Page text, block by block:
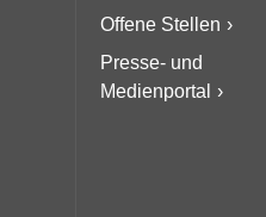
Offene Stellen
Presse- und
Medienportal